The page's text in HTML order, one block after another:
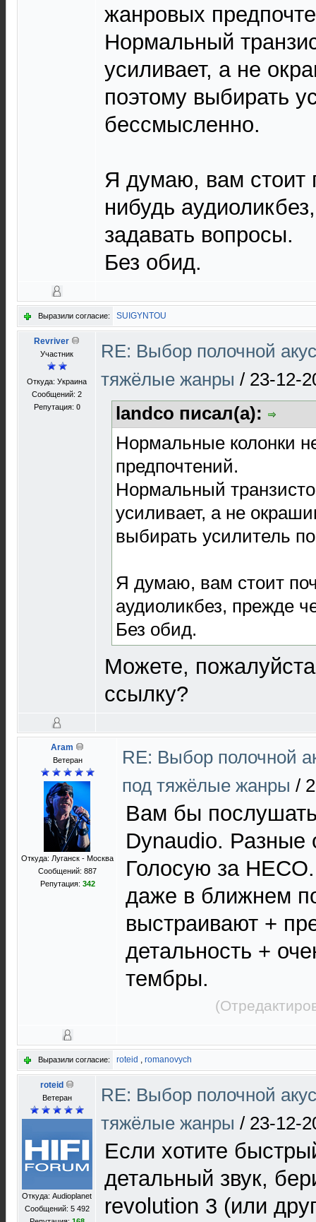
жанровых
Нормальный
усиливает, а не
поэтому выбирать
бессмысленно.
Я думаю, вам стоит
нибудь
задавать вопросы.
Без обид.
Выразили согласие: SUIGYNTOU
Revriver
Участник
Откуда: Украина
Сообщений: 2
Репутация: 0
RE: Выбор полочной
тяжёлые жанры / 23-12-
landco писал(а):
Нормальные колонки
предпочтений.
Нормальный
усиливает, а не
выбирать усилитель
Я думаю, вам стоит
аудиоликбез, прежде
Без обид.
Можете,
ссылку?
Aram
Ветеран
Откуда: Луганск - Москва
Сообщений: 887
Репутация: 342
RE: Выбор полочной
под тяжёлые жанры /
Вам бы
Dynaudio. Разные
Голосую за
даже в ближнем
выстраивают +
детальность +
тембры.
Выразили согласие: roteid , romanovych
roteid
Ветеран
Откуда: Audioplanet
Сообщений: 5 492
RE: Выбор полочной
тяжёлые жанры / 23-12-
Если хотите
детальный звук,
revolution 3 (или